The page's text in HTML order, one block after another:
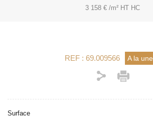
3 158 € /m² HT HC
REF : 69.009566 A la une
Surface